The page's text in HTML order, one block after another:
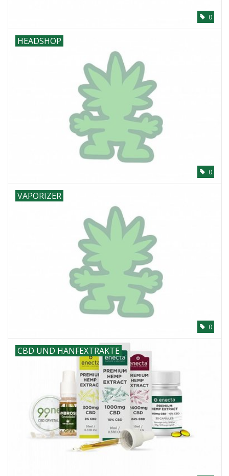
0
HEADSHOP
0
VAPORIZER
0
CBD UND HANFEXTRAKTE